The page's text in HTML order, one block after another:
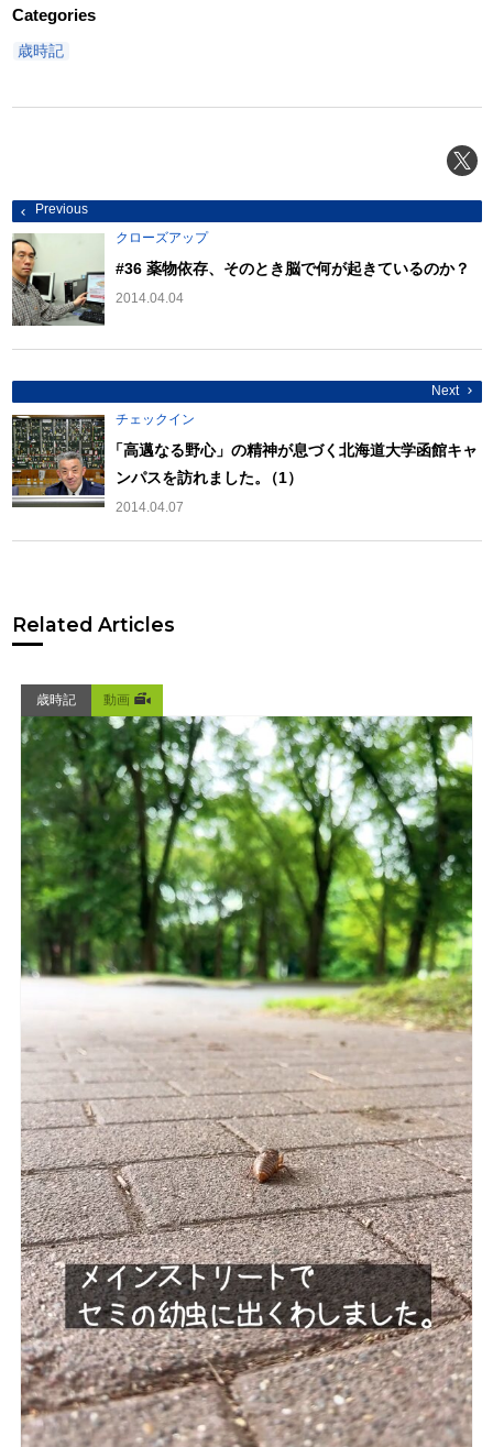
Categories
歳時記
投
稿
ナ
ビ
ゲ
ー
シ
ョ
ン
Previous
クローズアップ
#36 薬物依存、そのとき脳で何が起きているのか？
2014.04.04
Next
チェックイン
「高邁なる野心」の精神が息づく北海道大学函館キャ
ンパスを訪れました。 （1）
2014.04.07
Related Articles
歳時記 動画